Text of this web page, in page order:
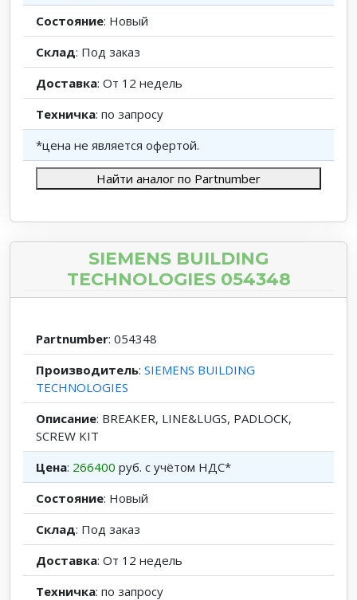
Состояние: Новый
Склад: Под заказ
Доставка: От 12 недель
Техничка: по запросу
*цена не является офертой.
Найти аналог по Partnumber
SIEMENS BUILDING
TECHNOLOGIES 054348
Partnumber: 054348
Производитель: SIEMENS BUILDING
TECHNOLOGIES
Описание: BREAKER, LINE&LUGS, PADLOCK,
SCREW KIT
Цена: 266400 руб. с учётом НДС*
Состояние: Новый
Склад: Под заказ
Доставка: От 12 недель
Техничка: по запросу